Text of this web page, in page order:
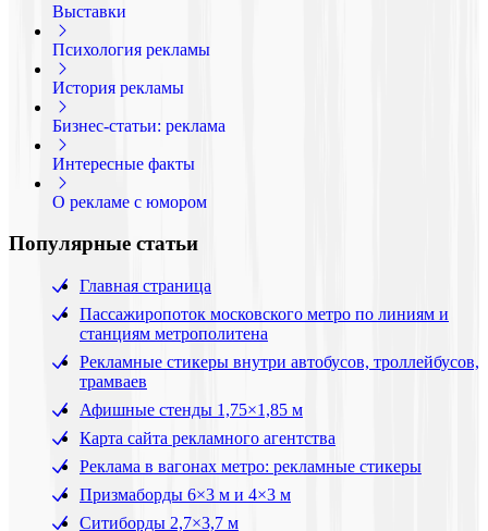
Выставки
Психология рекламы
История рекламы
Бизнес-статьи: реклама
Интересные факты
О рекламе с юмором
Популярные статьи
Главная страница
Пассажиропоток московского метро по линиям и
станциям метрополитена
Рекламные стикеры внутри автобусов, троллейбусов,
трамваев
Афишные стенды 1,75×1,85 м
Карта сайта рекламного агентства
Реклама в вагонах метро: рекламные стикеры
Призмаборды 6×3 м и 4×3 м
Ситиборды 2,7×3,7 м